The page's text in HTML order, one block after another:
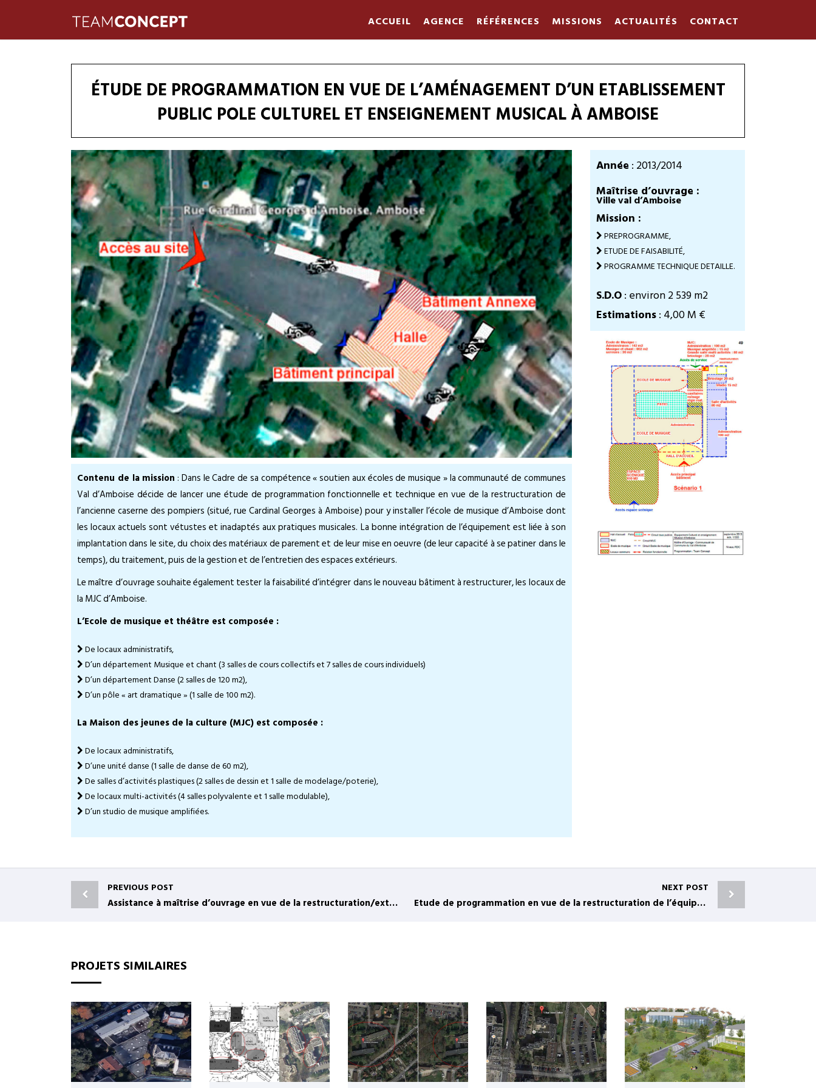
ACCUEIL AGENCE RÉFÉRENCES MISSIONS ACTUALITÉS CONTACT
ÉTUDE DE PROGRAMMATION EN VUE DE L’AMÉNAGEMENT D’UN ETABLISSEMENT
PUBLIC POLE CULTUREL ET ENSEIGNEMENT MUSICAL À AMBOISE
Contenu de la mission : Dans le Cadre de sa compétence « soutien aux écoles de musique » la communauté de communes
Val d’Amboise décide de lancer une étude de programmation fonctionnelle et technique en vue de la restructuration de
l’ancienne caserne des pompiers (situé, rue Cardinal Georges à Amboise) pour y installer l’école de musique d’Amboise dont
les locaux actuels sont vétustes et inadaptés aux pratiques musicales. La bonne intégration de l’équipement est liée à son
implantation dans le site, du choix des matériaux de parement et de leur mise en oeuvre (de leur capacité à se patiner dans le
temps), du traitement, puis de la gestion et de l’entretien des espaces extérieurs.
Le maître d’ouvrage souhaite également tester la faisabilité d’intégrer dans le nouveau bâtiment à restructurer, les locaux de
la MJC d’Amboise.
L’Ecole de musique et théâtre est composée :
De locaux administratifs,
D’un département Musique et chant (3 salles de cours collectifs et 7 salles de cours individuels)
D’un département Danse (2 salles de 120 m2),
D’un pôle « art dramatique » (1 salle de 100 m2).
La Maison des jeunes de la culture (MJC) est composée :
De locaux administratifs,
D’une unité danse (1 salle de danse de 60 m2),
De salles d’activités plastiques (2 salles de dessin et 1 salle de modelage/poterie),
De locaux multi-activités (4 salles polyvalente et 1 salle modulable),
D’un studio de musique amplifiées.
Année : 2013/2014
Maîtrise d’ouvrage :
Ville val d’Amboise
Mission :
PREPROGRAMME,
ETUDE DE FAISABILITÉ,
PROGRAMME TECHNIQUE DETAILLE.
S.D.O: environ 2 539 m2
Estimations: 4,00 M €
PREVIOUS POST
Assistance à maîtrise d’ouvrage en vue de la restructuration/extension de la salle polyvalente de BOOS
NEXT POST
Etude de programmation en vue de la restructuration de l’équipement polyvalent à Lognes
PROJETS SIMILAIRES